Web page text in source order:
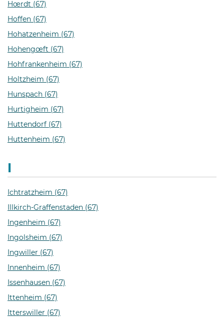
Hœrdt (67)
Hoffen (67)
Hohatzenheim (67)
Hohengœft (67)
Hohfrankenheim (67)
Holtzheim (67)
Hunspach (67)
Hurtigheim (67)
Huttendorf (67)
Huttenheim (67)
I
Ichtratzheim (67)
Illkirch-Graffenstaden (67)
Ingenheim (67)
Ingolsheim (67)
Ingwiller (67)
Innenheim (67)
Issenhausen (67)
Ittenheim (67)
Itterswiller (67)